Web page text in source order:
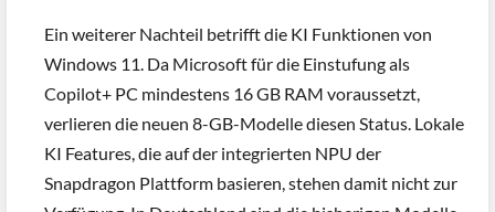
Ein weiterer Nachteil betrifft die KI Funktionen von
Windows 11. Da Microsoft für die Einstufung als
Copilot+ PC mindestens 16 GB RAM voraussetzt,
verlieren die neuen 8-GB-Modelle diesen Status. Lokale
KI Features, die auf der integrierten NPU der
Snapdragon Plattform basieren, stehen damit nicht zur